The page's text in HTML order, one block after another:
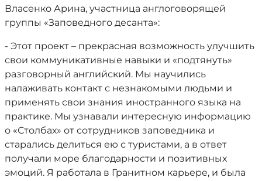
Власенко Арина, участница англоговорящей
группы «Заповедного десанта»:
- Этот проект – прекрасная возможность улучшить
свои коммуникативные навыки и «подтянуть»
разговорный английский. Мы научились
налаживать контакт с незнакомыми людьми и
применять свои знания иностранного языка на
практике. Мы узнавали интересную информацию
о «Столбах» от сотрудников заповедника и
старались делиться ею с туристами, а в ответ
получали море благодарности и позитивных
эмоций. Я работала в Гранитном карьере, и была